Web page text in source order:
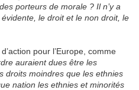
porteurs de morale ? Il n’y a
le droit et le non droit, le
pour l’Europe, comme
auraient dues être les
droits moindres que les ethnies
nation les ethnies et minorités